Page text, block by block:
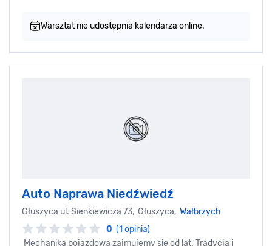
Warsztat nie udostępnia kalendarza online.
Auto Naprawa Niedźwiedź
Głuszyca ul. Sienkiewicza 73, Głuszyca, Wałbrzych
0 (1 opinia)
Mechaniką pojazdową zajmujemy się od lat. Tradycja i